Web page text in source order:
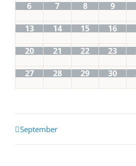
6 7 8 9
13 14 15 16
20 21 22 23
27 28 29 30
Kalender
Monatsnavigation
September